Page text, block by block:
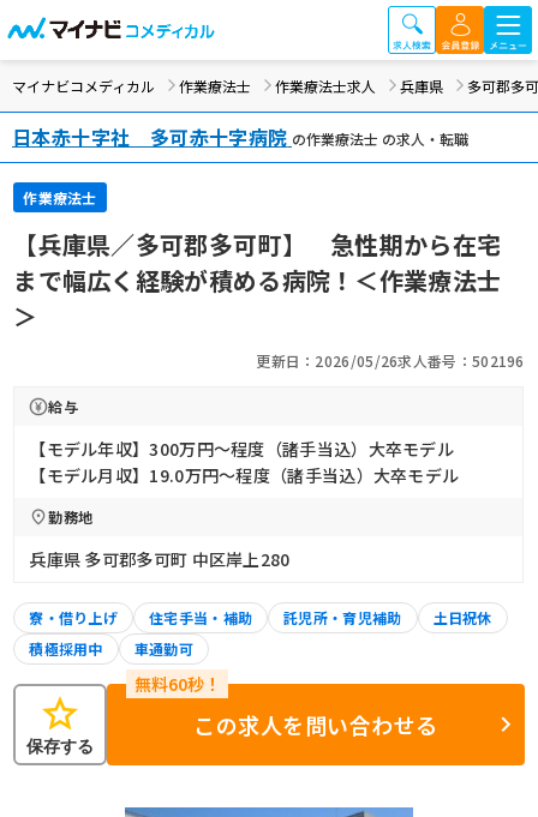
マイナビコメディカル 作業療法士 作業療法士求人 兵庫県 多可郡多
日本赤十字社 多可赤十字病院 の作業療法士 の求人・転職
作業療法士
【兵庫県／多可郡多可町】 急性期から在宅
まで幅広く経験が積める病院！＜作業療法士
＞
更新日：2026/05/26求人番号：502196
給与
【モデル年収】300万円〜程度（諸手当込）大卒モデル
【モデル月収】19.0万円〜程度（諸手当込）大卒モデル
勤務地
兵庫県 多可郡多可町 中区岸上280
寮・借り上げ 住宅手当・補助 託児所・育児補助
土日祝休
積極採用中
車通勤可
star
保存する
この求人を問い合わせる